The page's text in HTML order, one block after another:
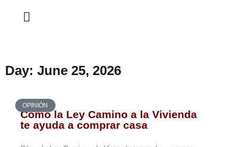
Day: June 25, 2026
OPINIÓN
Cómo la Ley Camino a la Vivienda
te ayuda a comprar casa